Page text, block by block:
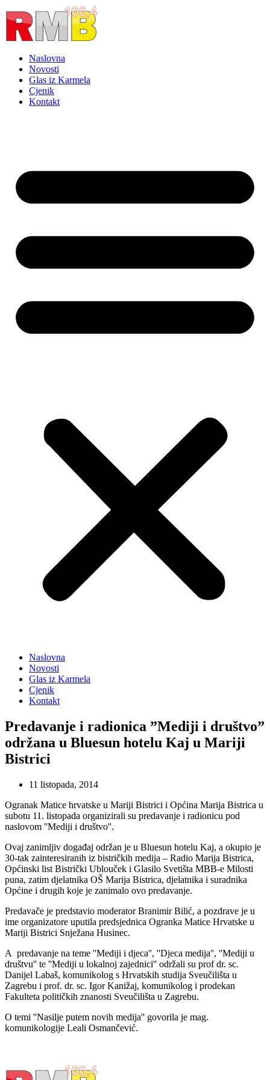
Idi
na
sadržaj
Naslovna
Novosti
Glas iz Karmela
Cjenik
Kontakt
Naslovna
Novosti
Glas iz Karmela
Cjenik
Kontakt
Predavanje i radionica ”Mediji i društvo”
održana u Bluesun hotelu Kaj u Mariji
Bistrici
11 listopada, 2014
Ogranak Matice hrvatske u Mariji Bistrici i Općina Marija Bistrica u
subotu 11. listopada organizirali su predavanje i radionicu pod
naslovom ''Mediji i društvo''.
Ovaj zanimljiv događaj održan je u Bluesun hotelu Kaj, a okupio je
30-tak zainteresiranih iz bistričkih medija – Radio Marija Bistrica,
Općinski list Bistrički Ublouček i Glasilo Svetišta MBB-e Milosti
puna, zatim djelatnika OŠ Marija Bistrica, djelatnika i suradnika
Općine i drugih koje je zanimalo ovo predavanje.
Predavače je predstavio moderator Branimir Bilić, a pozdrave je u
ime organizatore uputila predsjednica Ogranka Matice Hrvatske u
Mariji Bistrici Snježana Husinec.
A predavanje na teme ''Mediji i djeca'', ''Djeca medija'', ''Mediji u
društvu'' te ''Mediji u lokalnoj zajednici'' održali su prof dr. sc.
Danijel Labaš, komunikolog s Hrvatskih studija Sveučilišta u
Zagrebu i prof. dr. sc. Igor Kanižaj, komunikolog i prodekan
Fakulteta političkih znanosti Sveučilišta u Zagrebu.
O temi ''Nasilje putem novih medija'' govorila je mag.
komunikologije Leali Osmančević.